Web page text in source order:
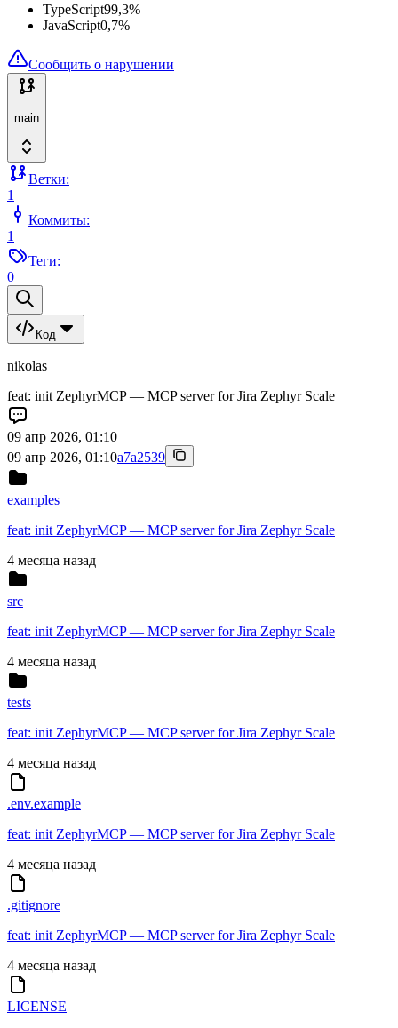
TypeScript99,3%
JavaScript0,7%
Сообщить о нарушении
main
Ветки:
1
Коммиты:
1
Теги:
0
Код
nikolas
feat: init ZephyrMCP — MCP server for Jira Zephyr Scale
09 апр 2026, 01:10
09 апр 2026, 01:10a7a2539
examples
feat: init ZephyrMCP — MCP server for Jira Zephyr Scale
4 месяца назад
src
feat: init ZephyrMCP — MCP server for Jira Zephyr Scale
4 месяца назад
tests
feat: init ZephyrMCP — MCP server for Jira Zephyr Scale
4 месяца назад
.env.example
feat: init ZephyrMCP — MCP server for Jira Zephyr Scale
4 месяца назад
.gitignore
feat: init ZephyrMCP — MCP server for Jira Zephyr Scale
4 месяца назад
LICENSE